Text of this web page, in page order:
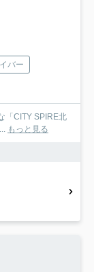
バー
「CITY SPIRE北
もっと見る